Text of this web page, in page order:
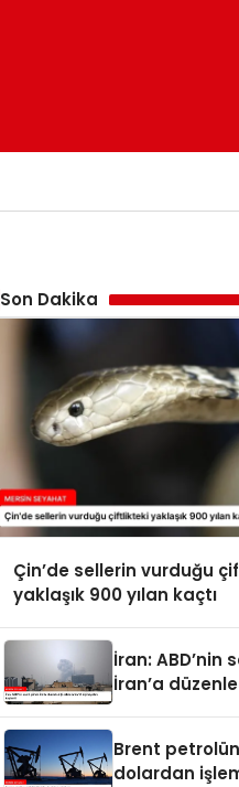
Son Dakika
Çin’de sellerin vurduğu
yaklaşık 900 yılan kaçtı
İran: ABD’nin
İran’a
Brent
dolardan